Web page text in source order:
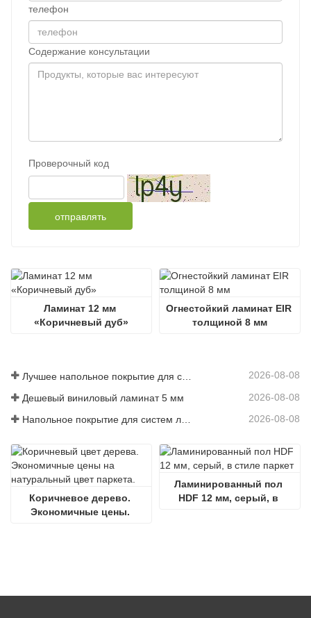
телефон
Содержание консультации
Проверочный код
отправлять
Ламинат 12 мм
«Коричневый дуб»
Огнестойкий ламинат EIR
толщиной 8 мм
2026-08-08
Дешевый виниловый ламинат 5 мм 2026-08-08
Напольное покрытие для систем лучистого отопления 2026-08-08
Коричневое дерево.
Экономичные цены.
Ламинированный пол
HDF 12 мм, серый, в